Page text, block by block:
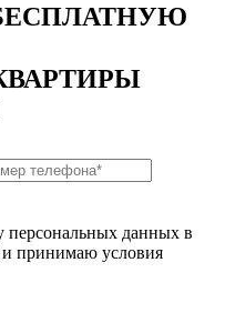
персональных данных в
принимаю условия